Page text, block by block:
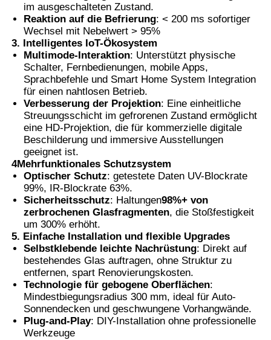
im ausgeschalteten Zustand.
Reaktion auf die Befrierung: < 200 ms sofortiger
Wechsel mit Nebelwert > 95%
3. Intelligentes IoT-Ökosystem
Multimode-Interaktion: Unterstützt physische
Schalter, Fernbedienungen, mobile Apps,
Sprachbefehle und Smart Home System Integration
für einen nahtlosen Betrieb.
Verbesserung der Projektion: Eine einheitliche
Streuungsschicht im gefrorenen Zustand ermöglicht
eine HD-Projektion, die für kommerzielle digitale
Beschilderung und immersive Ausstellungen
geeignet ist.
4Mehrfunktionales Schutzsystem
Optischer Schutz: getestete Daten UV-Blockrate
99%, IR-Blockrate 63%.
Sicherheitsschutz: Haltungen98%+ von
zerbrochenen Glasfragmenten, die Stoßfestigkeit
um 300% erhöht.
5. Einfache Installation und flexible Upgrades
Selbstklebende leichte Nachrüstung: Direkt auf
bestehendes Glas auftragen, ohne Struktur zu
entfernen, spart Renovierungskosten.
Technologie für gebogene Oberflächen:
Mindestbiegungsradius 300 mm, ideal für Auto-
Sonnendecken und geschwungene Vorhangwände.
Plug-and-Play: DIY-Installation ohne professionelle
Werkzeuge